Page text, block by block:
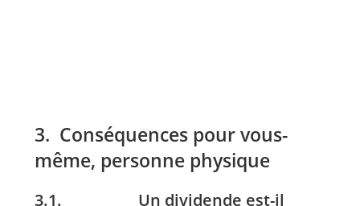
3. Conséquences pour vous-
même, personne physique
3.1. Un dividende est-il